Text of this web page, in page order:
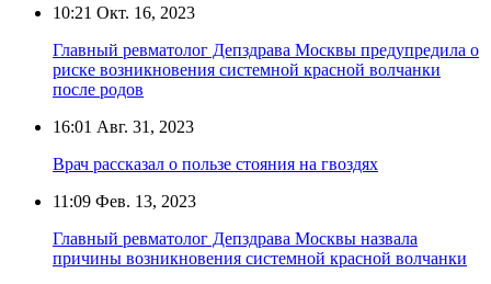
10:21 Окт. 16, 2023
Главный ревматолог Депздрава Москвы предупредила о
риске возникновения системной красной волчанки
после родов
16:01 Авг. 31, 2023
Врач рассказал о пользе стояния на гвоздях
11:09 Фев. 13, 2023
Главный ревматолог Депздрава Москвы назвала
причины возникновения системной красной волчанки